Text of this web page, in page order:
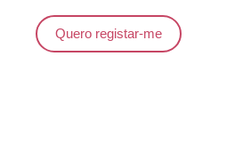
Quero registar-me